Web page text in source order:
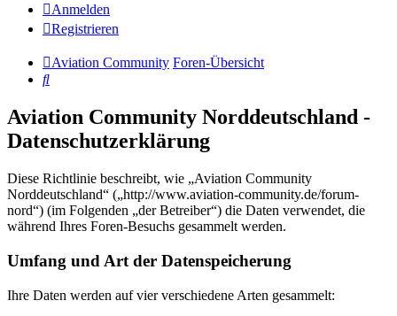
Anmelden
Registrieren
Aviation Community Foren-Übersicht
Suche
Aviation Community Norddeutschland -
Datenschutzerklärung
Diese Richtlinie beschreibt, wie „Aviation Community
Norddeutschland“ („http://www.aviation-community.de/forum-
nord“) (im Folgenden „der Betreiber“) die Daten verwendet, die
während Ihres Foren-Besuchs gesammelt werden.
Umfang und Art der Datenspeicherung
Ihre Daten werden auf vier verschiedene Arten gesammelt: